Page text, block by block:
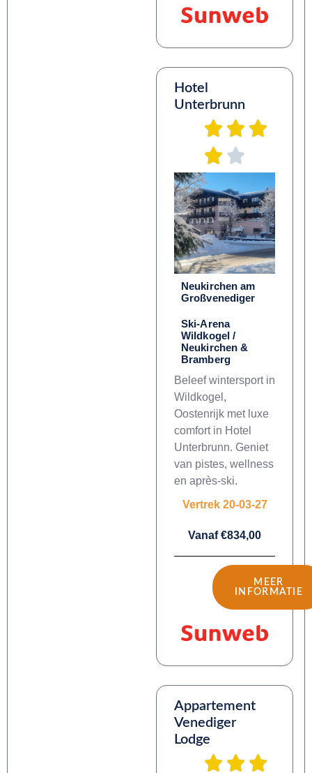
Hotel
Unterbrunn
Neukirchen am
Großvenediger
Ski-Arena
Wildkogel /
Neukirchen &
Bramberg
Beleef wintersport in
Wildkogel,
Oostenrijk met luxe
comfort in Hotel
Unterbrunn. Geniet
van pistes, wellness
en après-ski.
Vertrek 20-03-27
Vanaf €834,00
MEER
INFORMATIE
Appartement
Venediger
Lodge